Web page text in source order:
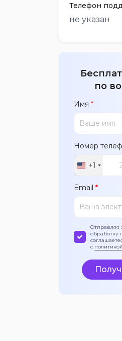
Телефон
не указан
по
Имя *
Номер
United
+1
+1
Email *
Отправляя
обработку
с